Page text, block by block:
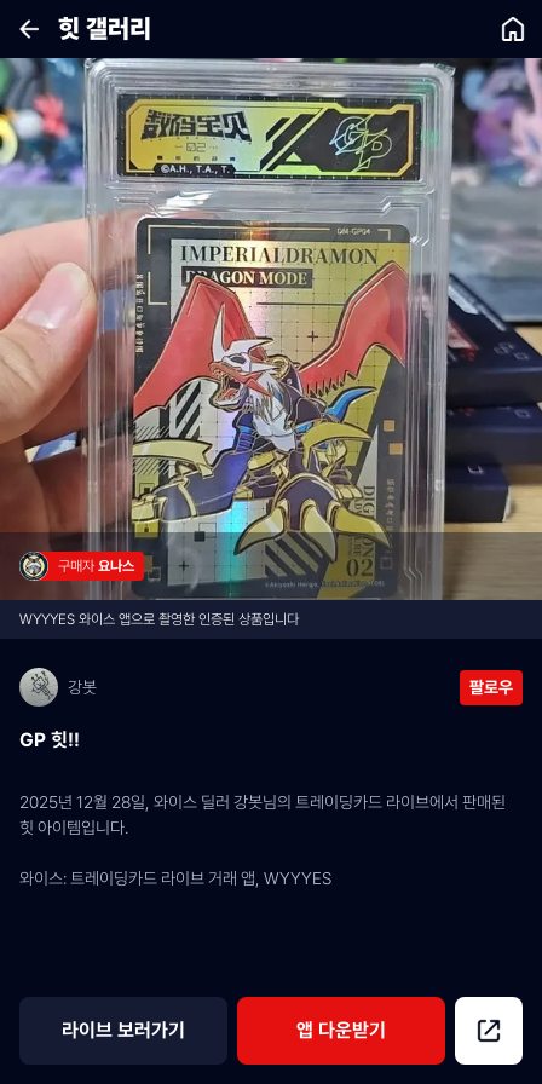
힛 갤러리
구매자 요나스
WYYYES 와이스 앱으로 촬영한 인증된 상품입니다
강봇 팔로우
GP 힛!!
2025년 12월 28일, 와이스 딜러 강봇님의 트레이딩카드 라이브에서 판매된
힛 아이템입니다.
와이스: 트레이딩카드 라이브 거래 앱, WYYYES
라이브 보러가기 앱 다운받기